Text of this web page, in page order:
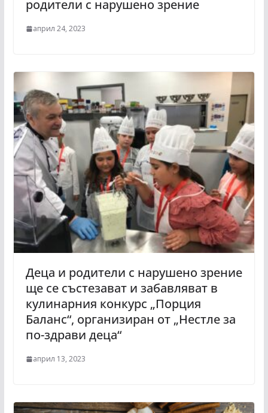
родители с нарушено зрение
април 24, 2023
Деца и родители с нарушено зрение
ще се състезават и забавляват в
кулинарния конкурс „Порция
Баланс“, организиран от „Нестле за
по-здрави деца“
април 13, 2023